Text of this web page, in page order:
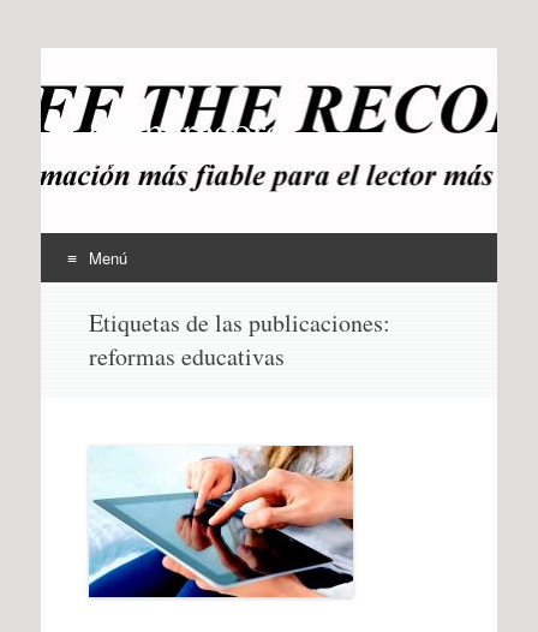
offtherecord
OTR
Menú
contenido
Etiquetas de las publicaciones:
reformas educativas